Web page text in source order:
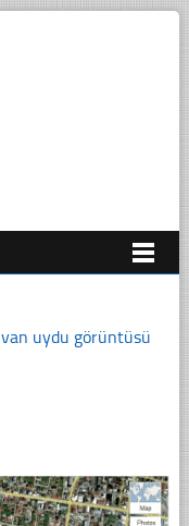
van uydu görüntüsü